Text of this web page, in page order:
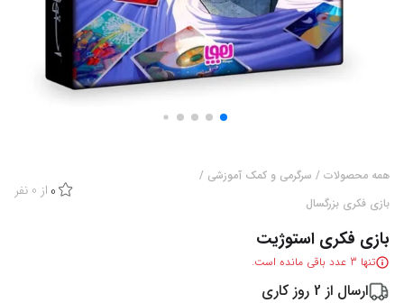
همه محصولات / سرگرمی و کمک آموزشی /
بازی فکری بزرگسال
0 از 0 نفر
بازی فکری استوژیت
تنها 3 عدد باقی مانده است.
ارسال از 2 روز کاری